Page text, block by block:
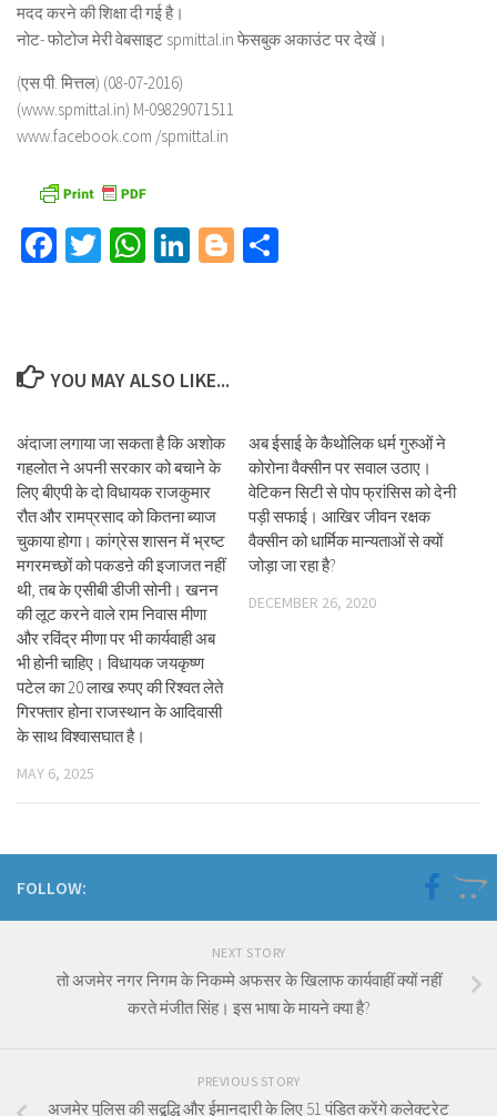
मदद करने की शिक्षा दी गई है।
नोट- फोटोज मेरी वेबसाइट spmittal.in फेसबुक अकाउंट पर देखें।
(एस.पी. मित्तल) (08-07-2016)
(www.spmittal.in) M-09829071511
www.facebook.com /spmittal.in
Facebook
TwitterWhatsApp
LinkedIn
Blogger
YOU MAY ALSO LIKE...
अंदाजा लगाया जा सकता है कि अशोक
गहलोत ने अपनी सरकार को बचाने के
लिए बीएपी के दो विधायक राजकुमार
रौत और रामप्रसाद को कितना ब्याज
चुकाया होगा। कांग्रेस शासन में भ्रष्ट
मगरमच्छों को पकडऩे की इजाजत नहीं
थी, तब के एसीबी डीजी सोनी। खनन
की लूट करने वाले राम निवास मीणा
और रविंद्र मीणा पर भी कार्यवाही अब
भी होनी चाहिए। विधायक जयकृष्ण
पटेल का 20 लाख रुपए की रिश्वत लेते
गिरफ्तार होना राजस्थान के आदिवासी
के साथ विश्वासघात है।
MAY 6, 2025
अब ईसाई के कैथोलिक धर्म गुरुओं ने
कोरोना वैक्सीन पर सवाल उठाए।
वेटिकन सिटी से पोप फ्रांसिस को देनी
पड़ी सफाई। आखिर जीवन रक्षक
वैक्सीन को धार्मिक मान्यताओं से क्यों
जोड़ा जा रहा है?
DECEMBER 26, 2020
FOLLOW:
NEXT STORY
तो अजमेर नगर निगम के निकम्मे अफसर के खिलाफ कार्यवाहीं क्यों नहीं
करते मंजीत सिंह। इस भाषा के मायने क्या है?
PREVIOUS STORY
अजमेर पुलिस की सद्बुद्धि और ईमानदारी के लिए 51 पंडित करेंगे कलेक्ट्रेट